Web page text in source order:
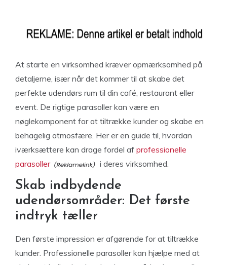
At starte en virksomhed kræver opmærksomhed på
detaljerne, især når det kommer til at skabe det
perfekte udendørs rum til din café, restaurant eller
event. De rigtige parasoller kan være en
nøglekomponent for at tiltrække kunder og skabe en
behagelig atmosfære. Her er en guide til, hvordan
iværksættere kan drage fordel af professionelle
parasoller
i deres virksomhed.
Skab indbydende
udendørsområder: Det første
indtryk tæller
Den første impression er afgørende for at tiltrække
kunder. Professionelle parasoller kan hjælpe med at